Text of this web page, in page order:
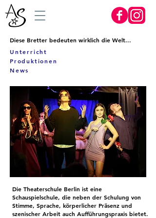
Diese Bretter bedeuten wirklich die Welt...
Unterricht
Produktionen
News
Die Theaterschule Berlin ist eine
Schauspielschule, die neben der Schulung von
Stimme, Sprache, körperlicher Präsenz und
szenischer Arbeit auch Aufführungspraxis bietet.